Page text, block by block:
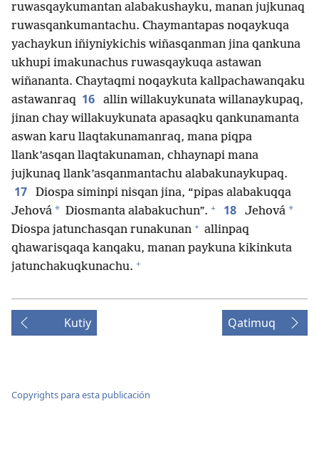
ruwasqaykumantan alabakushayku, manan jujkunaq
ruwasqankumantachu. Chaymantapas noqaykuqa
yachaykun iñiyniykichis wiñasqanman jina qankuna
ukhupi imakunachus ruwasqaykuqa astawan
wiñananta. Chaytaqmi noqaykuta kallpachawanqaku
astawanraq 16
allin willakuykunata willanaykupaq,
jinan chay willakuykunata apasaqku qankunamanta
aswan karu llaqtakunamanraq, mana piqpa
llank’asqan llaqtakunaman, chhaynapi mana
jujkunaq llank’asqanmantachu alabakunaykupaq.
17
Diospa siminpi nisqan jina, “pipas alabakuqqa
Jehová * Diosmanta alabakuchun”. + 18 Jehová *
Diospa jatunchasqan runakunan + allinpaq
qhawarisqaqa kanqaku, manan paykuna kikinkuta
jatunchakuqkunachu. +
Kutiy Qatimuq
Copyrights para esta publicación